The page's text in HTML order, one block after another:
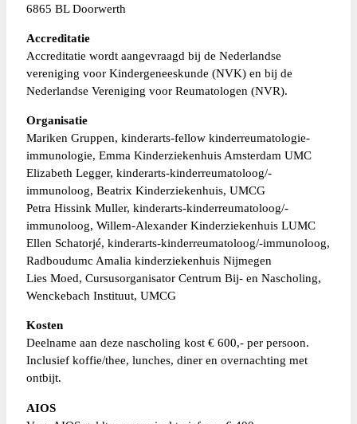
6865 BL Doorwerth
Accreditatie
Accreditatie wordt aangevraagd bij de Nederlandse
vereniging voor Kindergeneeskunde (NVK) en bij de
Nederlandse Vereniging voor Reumatologen (NVR).
Organisatie
Mariken Gruppen, kinderarts-fellow kinderreumatologie-
immunologie, Emma Kinderziekenhuis Amsterdam UMC
Elizabeth Legger, kinderarts-kinderreumatoloog/-
immunoloog, Beatrix Kinderziekenhuis, UMCG
Petra Hissink Muller, kinderarts-kinderreumatoloog/-
immunoloog, Willem-Alexander Kinderziekenhuis LUMC
Ellen Schatorjé, kinderarts-kinderreumatoloog/-immunoloog,
Radboudumc Amalia kinderziekenhuis Nijmegen
Lies Moed, Cursusorganisator Centrum Bij- en Nascholing,
Wenckebach Instituut, UMCG
Kosten
Deelname aan deze nascholing kost € 600,- per persoon.
Inclusief koffie/thee, lunches, diner en overnachting met
ontbijt.
AIOS